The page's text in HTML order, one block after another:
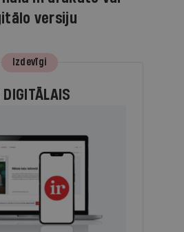
versiju
Izdevīgi
DIGITĀLAIS